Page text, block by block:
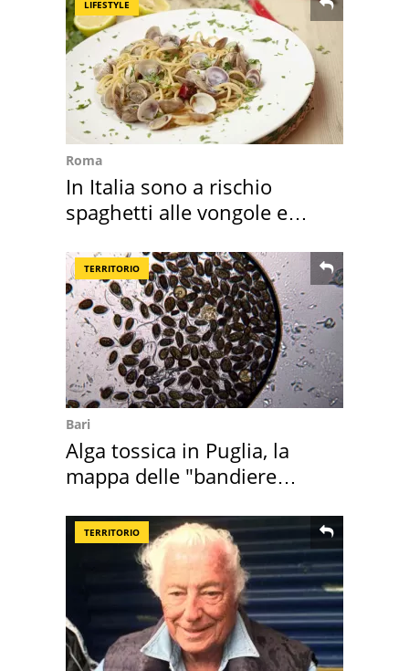
LIFESTYLE
Roma
In Italia sono a rischio
spaghetti alle vongole e
TERRITORIO
Bari
Alga tossica in Puglia, la
mappa delle "bandiere
TERRITORIO